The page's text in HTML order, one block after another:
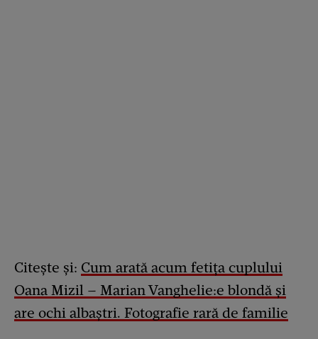
Citește și: Cum arată acum fetița cuplului
Oana Mizil – Marian Vanghelie:e blondă și
are ochi albaștri. Fotografie rară de familie